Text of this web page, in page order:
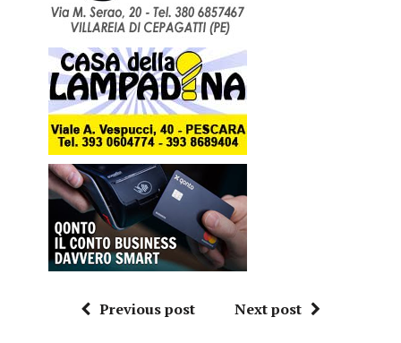
Previous post Next post